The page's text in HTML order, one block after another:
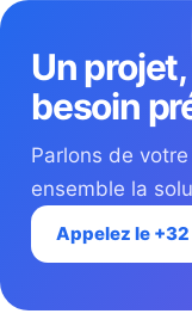
Un
besoin
Parlons de
ensemble la
Appelez le